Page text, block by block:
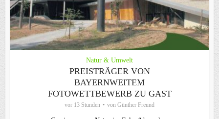
Natur & Umwelt
PREISTRÄGER VON
BAYERNWEITEM
FOTOWETTBEWERB ZU GAST
vor 13 Stunden von Günther Freund